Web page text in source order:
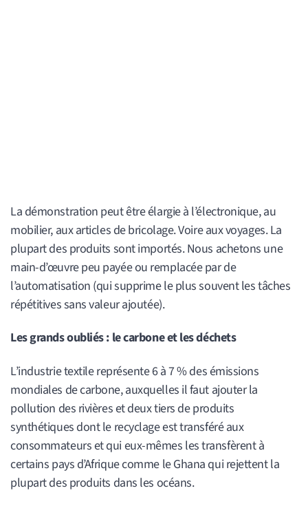
La démonstration peut être élargie à l’électronique, au
mobilier, aux articles de bricolage. Voire aux voyages. La
plupart des produits sont importés. Nous achetons une
main-d’œuvre peu payée ou remplacée par de
l’automatisation (qui supprime le plus souvent les tâches
répétitives sans valeur ajoutée).
Les grands oubliés : le carbone et les déchets
L’industrie textile représente 6 à 7 % des émissions
mondiales de carbone, auxquelles il faut ajouter la
pollution des rivières et deux tiers de produits
synthétiques dont le recyclage est transféré aux
consommateurs et qui eux-mêmes les transfèrent à
certains pays d’Afrique comme le Ghana qui rejettent la
plupart des produits dans les océans.